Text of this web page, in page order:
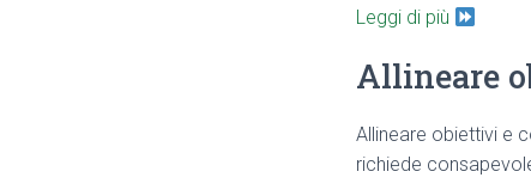
Leggi di più
Allineare
Allineare obiettivi e
richiede